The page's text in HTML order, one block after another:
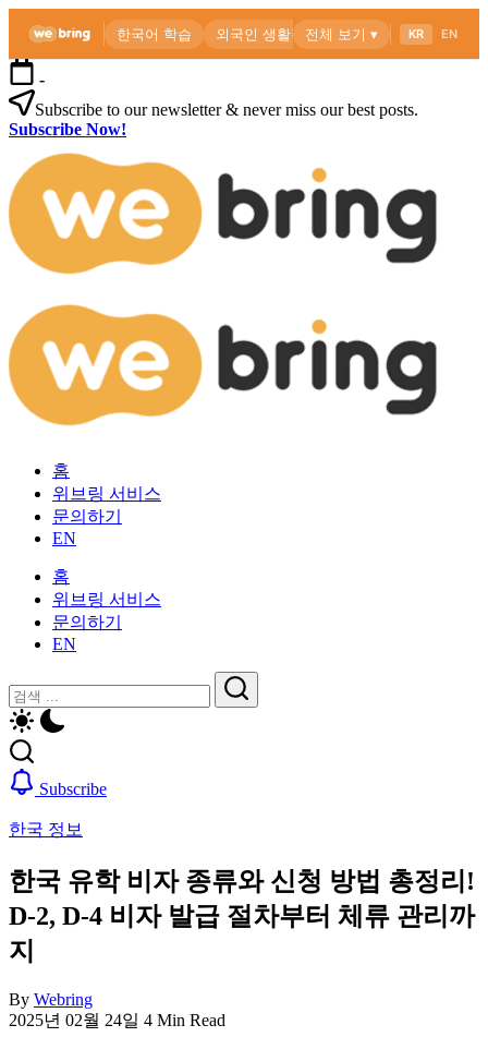
본
문
으
로
너
뛰
기
-
Subscribe to our newsletter & never miss our best posts.
Subscribe Now!
국
인
을
위
험,
의
료
및
일
상
생
WeBring
제
공
가
이
드
—
비
자,
험,
료
및
일
상
활,
WeBring
홈
위브링 서비스
문의하기
EN
홈
위브링 서비스
문의하기
EN
닫
기
검
색
검
Subscribe
한국 정보
한국 유학 비자 종류와 신청 방법 총정리!
D-2, D-4 비자 발급 절차부터 체류 관리까
지
By Webring
2025년 02월 24일 4 Min Read